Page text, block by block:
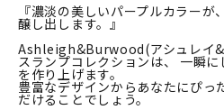
『濃淡の美しいパープルカラー
醸し出します。』
Ashleigh&Burwood(アシュレイ
スランプコレクションは、 一瞬
を作り上げます。
豊富なデザインからあなたにぴっ
だけることでしょう。